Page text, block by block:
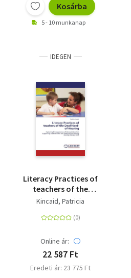
Kosárba
5 - 10 munkanap
IDEGEN
Literacy Practices of
teachers of the
Deaf/Hard-of-Hearing
experience of itinerant
students who are
Deaf/Hard-of-Hearing
develop literacy skills
Kincaid, Patricia
Online ár:
22 587 Ft
Eredeti ár: 23 775 Ft